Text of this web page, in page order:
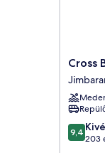
Cross
Bali
Cross
9.4
9,4
203